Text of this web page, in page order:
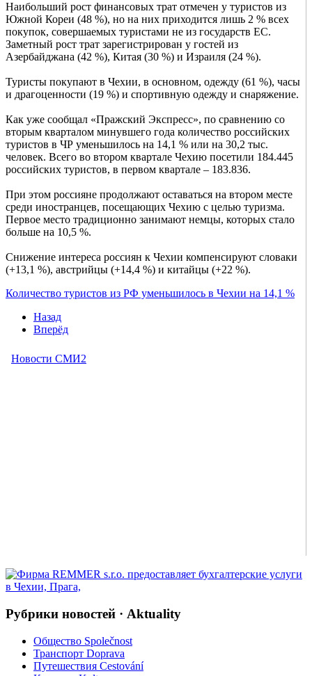
Наибольший рост финансовых трат отмечен у туристов из
Южной Кореи (48 %), но на них приходится лишь 2 % всех
покупок, совершаемых туристами не из государств ЕС.
Заметный рост трат зарегистрирован у гостей из
Азербайджана (42 %), Китая (30 %) и Израиля (24 %).
Туристы покупают в Чехии, в основном, одежду (61 %), часы
и драгоценности (19 %) и спортивную одежду и снаряжение.
Как уже сообщал «Пражский Экспресс», по сравнению со
вторым кварталом минувшего года количество российских
туристов в ЧР уменьшилось на 14,1 % или на 30,2 тыс.
человек. Всего во втором квартале Чехию посетили 184.445
российских туристов, в первом квартале – 183.836.
При этом россияне продолжают оставаться на втором месте
среди иностранцев, посещающих Чехию с целью туризма.
Первое место традиционно занимают немцы, которых стало
больше на 10,5 %.
Снижение интереса россиян к Чехии компенсируют словаки
(+13,1 %), австрийцы (+14,4 %) и китайцы (+22 %).
Количество туристов из РФ уменьшилось в Чехии на 14,1 %
Назад
Вперёд
Рубрики новостей · Aktuality
Общество Společnost
Транспорт Doprava
Путешествия Cestování